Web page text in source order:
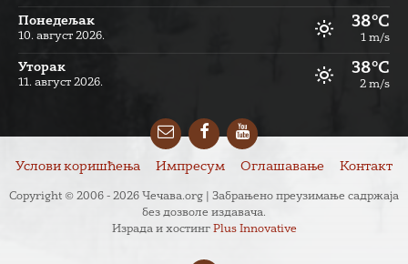
Понедељак
10. август 2026.
38°C
1 m/s
Уторак
11. август 2026.
38°C
2 m/s
EmailFacebookYouTube
Услови коришћења Импресум Оглашавање Контакт
Copyright © 2006 - 2026 Чечава.org | Забрањено преузимање садржаја
без дозволе издавача.
Израда и хостинг Plus Innovative